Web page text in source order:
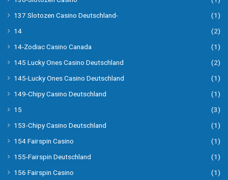
137 Slotozen Casino Deutschland-
(1)
14
(2)
14-Zodiac Casino Canada
(1)
145 Lucky Ones Casino Deutschland
(2)
145-Lucky Ones Casino Deutschland
(1)
149-Chipy Casino Deutschland
(1)
15
(3)
153-Chipy Casino Deutschland
(1)
154 Fairspin Casino
(1)
155-Fairspin Deutschland
(1)
156 Fairspin Casino
(1)